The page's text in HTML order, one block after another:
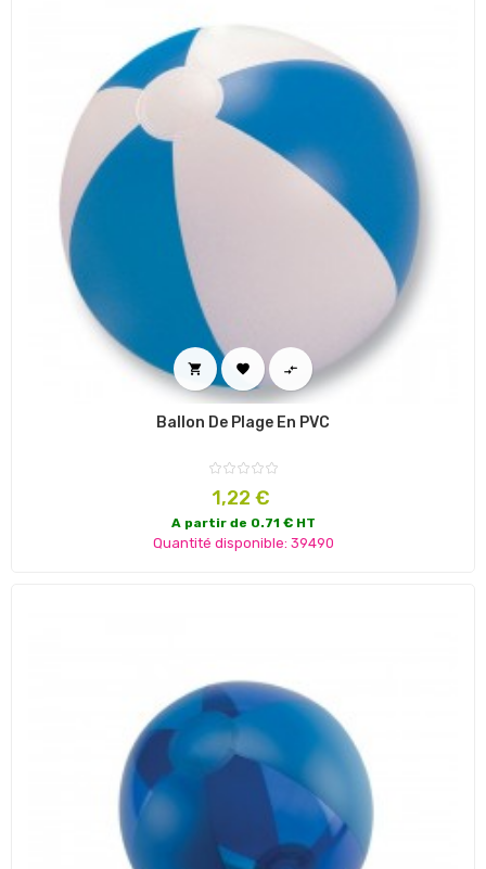
  
Ballon De Plage En PVC
Prix
1,22 €
A partir de 0.71 € HT
Quantité disponible: 39490